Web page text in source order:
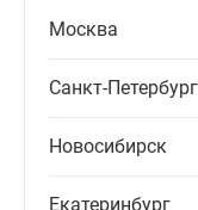
Москва
Санкт-Петербург
Новосибирск
Екатеринбург